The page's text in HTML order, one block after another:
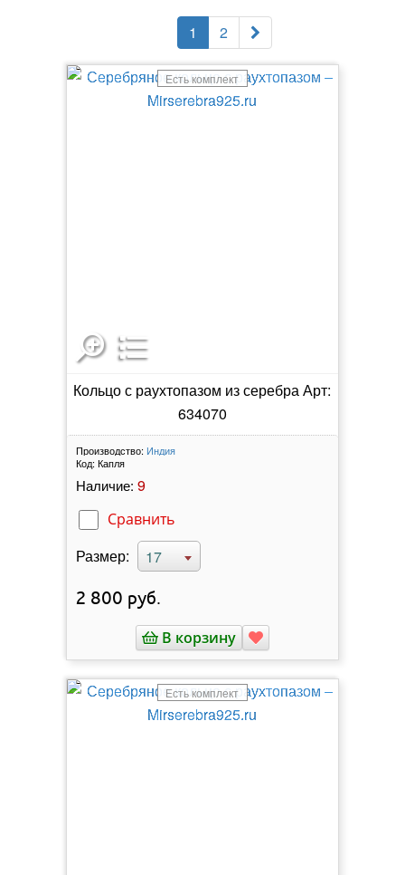
1 2
Есть комплект
Кольцо с раухтопазом из серебра Арт:
634070
Производство: Индия
Код: Капля
Наличие: 9
Сравнить
Размер: 17
2 800 руб.
В корзину
Есть комплект